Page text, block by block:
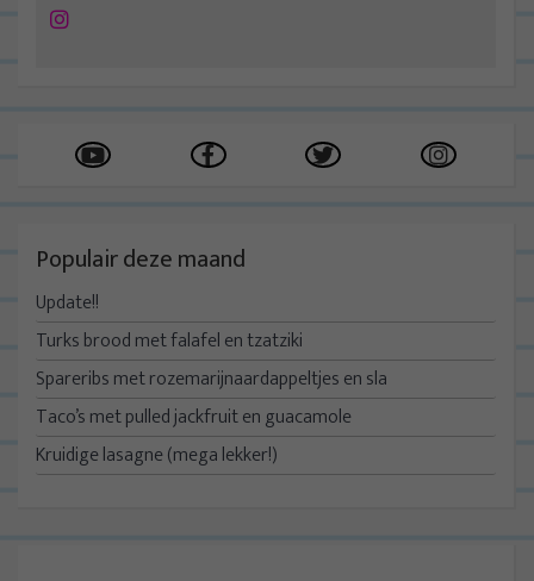
Instagram
Populair deze maand
Update!!
Turks brood met falafel en tzatziki
Spareribs met rozemarijnaardappeltjes en sla
Taco’s met pulled jackfruit en guacamole
Kruidige lasagne (mega lekker!)